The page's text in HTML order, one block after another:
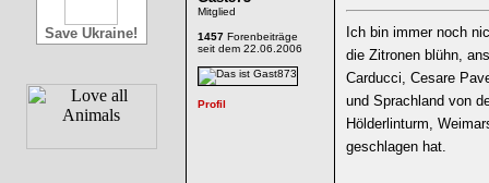
Save Ukraine!
Mitglied
1457 Forenbeiträge
seit dem 22.06.2006
Ich bin immer noch
die Zitronen blühn,
Carducci, Cesare
und Sprachland von
Hölderlinturm,
geschlagen hat.